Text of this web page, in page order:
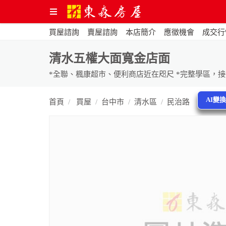
買屋諮詢 賣屋諮詢 本店簡介 應徵機會 成交
清水五權大面寬金店面
首頁 買屋 台中市 清水區 民治路 AI變